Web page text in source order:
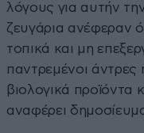
λόγους για αυτήν
ζευγάρια ανέφεραν
τοπικά και μη
παντρεμένοι
βιολογικά προϊόντα
αναφέρει